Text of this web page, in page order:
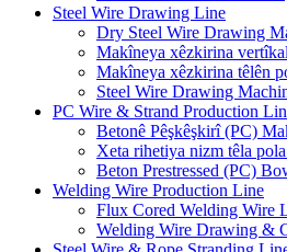
Steel Wire Drawing Line
Dry Steel Wire Drawing
Makîneya xêzkirina
Makîneya xêzkirina têlên
Steel Wire Drawing
PC Wire & Strand Production
Betonê Pêşkêşkirî (PC)
Xeta rihetiya nizm têla
Beton Prestressed (PC)
Welding Wire Production Line
Flux Cored Welding Wire
Welding Wire Drawing &